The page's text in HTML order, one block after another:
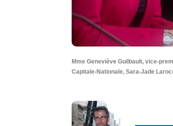
Mme Geneviève Guilbault, vice-
Capitale-Nationale, Sara-Jade